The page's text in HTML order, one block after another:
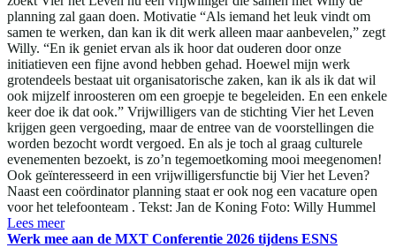
planning zal gaan doen. Motivatie “Als iemand het leuk vindt om
samen te werken, dan kan ik dit werk alleen maar aanbevelen,” zegt
Willy. “En ik geniet ervan als ik hoor dat ouderen door onze
initiatieven een fijne avond hebben gehad. Hoewel mijn werk
grotendeels bestaat uit organisatorische zaken, kan ik als ik dat wil
ook mijzelf inroosteren om een groepje te begeleiden. En een enkele
keer doe ik dat ook.” Vrijwilligers van de stichting Vier het Leven
krijgen geen vergoeding, maar de entree van de voorstellingen die
worden bezocht wordt vergoed. En als je toch al graag culturele
evenementen bezoekt, is zo’n tegemoetkoming mooi meegenomen!
Ook geïnteresseerd in een vrijwilligersfunctie bij Vier het Leven?
Naast een coördinator planning staat er ook nog een vacature open
voor het telefoonteam . Tekst: Jan de Koning Foto: Willy Hummel
Lees meer
Werk mee aan de MXT Conferentie 2026 tijdens ESNS